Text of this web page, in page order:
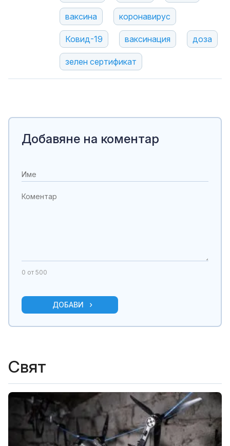
ваксина коронавирус
Ковид-19 ваксинация доза
зелен сертификат
Добавяне на коментар
0 от 500
ДОБАВИ
Свят